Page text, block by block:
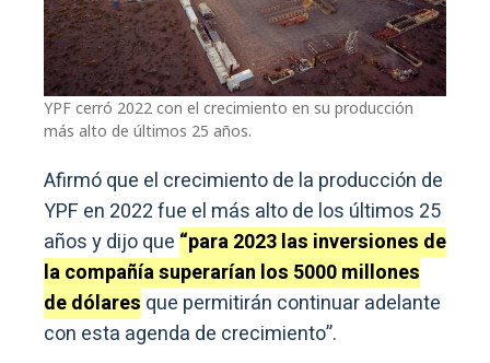
YPF cerró 2022 con el crecimiento en su producción
más alto de últimos 25 años.
Afirmó que el crecimiento de la producción de
YPF en 2022 fue el más alto de los últimos 25
años y dijo que “para 2023 las inversiones de
la compañía superarían los 5000 millones
de dólares que permitirán continuar adelante
con esta agenda de crecimiento”.